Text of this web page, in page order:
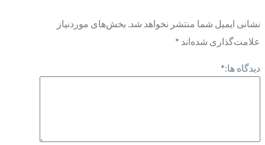
نشانی ایمیل شما منتشر نخواهد شد. بخش‌های موردنیاز
علامت‌گذاری شده‌اند *
دیدگاه ها:*